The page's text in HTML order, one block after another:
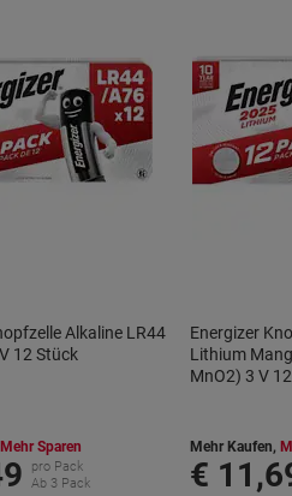
Alkaline LR44
12 Stück
Mehr Sparen
pro Pack
Ab 3 Pack
Energizer
Lithium
MnO2) 3 V
Mehr Kaufen,
€